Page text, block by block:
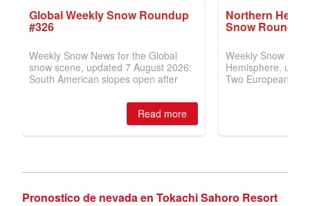
Pronostico de nevada en Tokachi Sahoro Resort